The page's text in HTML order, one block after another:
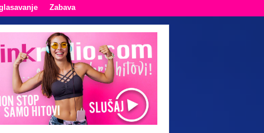
Zabava